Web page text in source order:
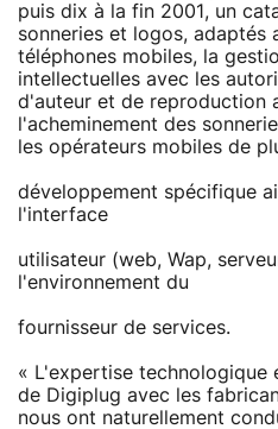
puis dix à la fin 2001, un
sonneries et logos, adaptés
téléphones mobiles, la
intellectuelles avec les
d'auteur et de reproduction
l'acheminement des
les opérateurs mobiles de
développement spécifique
l'interface
utilisateur (web, Wap,
l'environnement du
fournisseur de services.
« L'expertise technologique
de Digiplug avec les
nous ont naturellement